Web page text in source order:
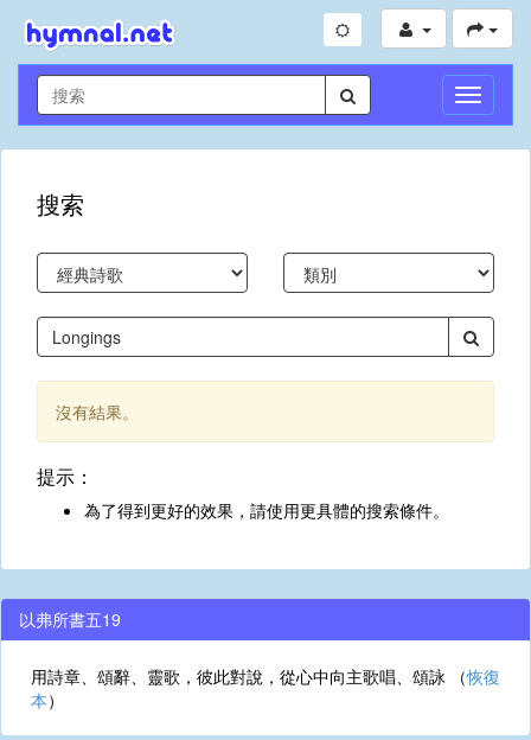
切
換
導
搜索
沒有結果。
提示：
為了得到更好的效果，請使用更具體的搜索條件。
以弗所書五19
用詩章、頌辭、靈歌，彼此對說，從心中向主歌唱、頌詠 （恢復
本）